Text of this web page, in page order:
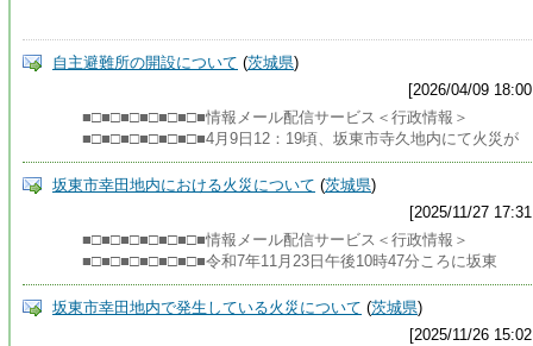
自主避難所の開設について (茨城県)
[2026/04/09
■□■□■□■□■□■□■情報メール配信サービス＜行政情報＞
■□■□■□■□■□■□■4月9日12：19頃、坂東市寺久地内にて火災が
坂東市幸田地内における火災について (茨城県)
[2025/11/27
■□■□■□■□■□■□■情報メール配信サービス＜行政情報＞
■□■□■□■□■□■□■令和7年11月23日午後10時47分ころに坂東
坂東市幸田地内で発生している火災について (茨城県)
[2025/11/26